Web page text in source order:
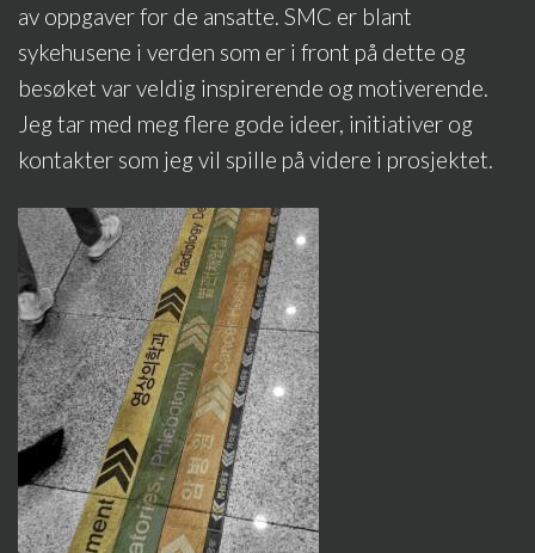
av oppgaver for de ansatte. SMC er blant
sykehusene i verden som er i front på dette og
besøket var veldig inspirerende og motiverende.
Jeg tar med meg flere gode ideer, initiativer og
kontakter som jeg vil spille på videre i prosjektet.